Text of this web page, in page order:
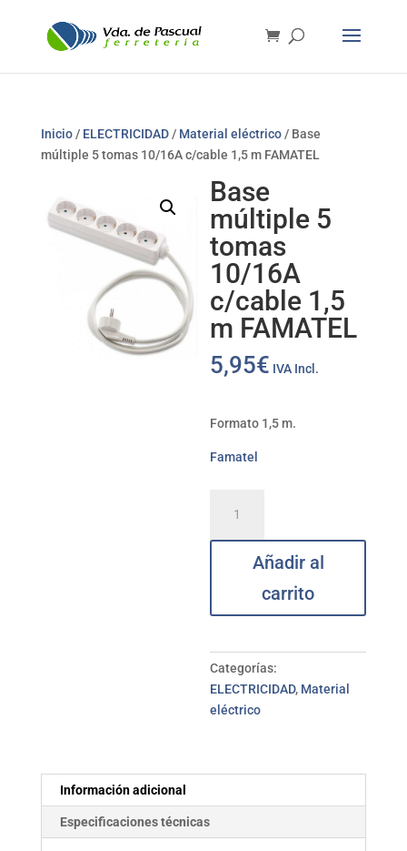
Inicio/ ELECTRICIDAD/ Material eléctrico/ Base
múltiple 5 tomas 10/16A c/cable 1,5 m FAMATEL
Base
múltiple 5
tomas
10/16A
c/cable 1,5
m FAMATEL
5,95€ IVA Incl.
Formato 1,5 m.
Famatel
múltiple
5
FAMATEL
cantidad
Añadir al
carrito
Categorías:
ELECTRICIDAD, Material
eléctrico
Información adicional
Especificaciones técnicas